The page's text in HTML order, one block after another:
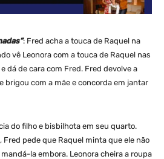
: Fred acha a touca de Raquel na
vê Leonora com a touca de Raquel nas
dá de cara com Fred. Fred devolve a
brigou com a mãe e concorda em jantar
do filho e bisbilhota em seu quarto.
Fred pede que Raquel minta que ele não
la embora. Leonora cheira a roupa